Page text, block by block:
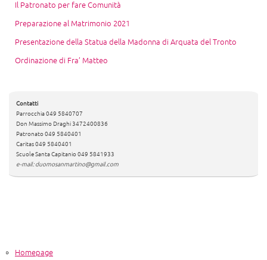
Il Patronato per fare Comunità
Preparazione al Matrimonio 2021
Presentazione della Statua della Madonna di Arquata del Tronto
Ordinazione di Fra’ Matteo
Contatti
Parrocchia 049 5840707
Don Massimo Draghi 3472400836
Patronato 049 5840401
Caritas 049 5840401
Scuole Santa Capitanio 049 5841933
e-mail: duomosanmartino@gmail.com
Homepage